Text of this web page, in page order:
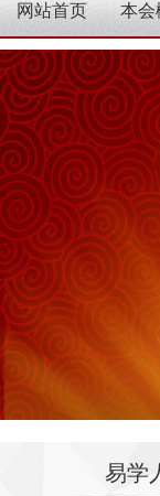
网站首页 本会
易学